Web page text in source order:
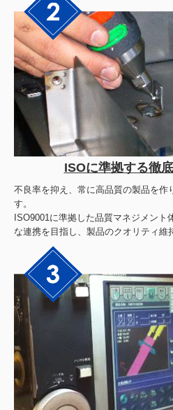
ISOに準拠する徹
不良率を抑え、常に高品質の製品を作
す。
ISO9001に準拠した品質マネジメン
な連携を目指し、製品のクオリティ維